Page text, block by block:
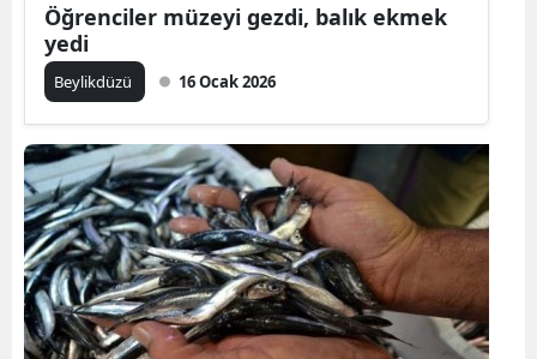
Öğrenciler müzeyi gezdi, balık ekmek
yedi
Beylikdüzü 16 Ocak 2026